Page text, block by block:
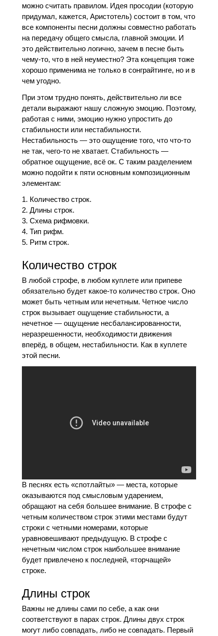
можно считать правилом. Идея просодии (которую
придумал, кажется, Аристотель) состоит в том, что
все компоненты песни должны совместно работать
на передачу общего смысла, главной эмоции. И
это действительно логично, зачем в песне быть
чему-то, что в ней неуместно? Эта концепция тоже
хорошо применима не только в сонграйтинге, но и в
чем угодно.
При этом трудно понять, действительно ли все
детали выражают нашу сложную эмоцию. Поэтому,
работая с ними, эмоцию нужно упростить до
стабильности или нестабильности.
Нестабильность — это ощущение того, что что-то
не так, чего-то не хватает. Стабильность —
обратное ощущение, всё ок. С таким разделением
можно подойти к пяти основным композиционным
элементам:
Количество строк.
Длины строк.
Схема рифмовки.
Тип рифм.
Ритм строк.
Количество строк
В любой строфе, в любом куплете или припеве
обязательно будет какое-то количество строк. Оно
может быть четным или нечетным. Четное число
строк вызывает ощущение стабильности, а
нечетное — ощущение несбалансированности,
неразрешенности, необходимости движения
вперёд, в общем, нестабильности. Как в куплете
этой песни.
В песнях есть «спотлайты» — места, которые
оказываются под смысловым ударением,
обращают на себя большее внимание. В строфе с
четным количеством строк этими местами будут
строки с четными номерами, которые
уравновешивают предыдущую. В строфе с
нечетным числом строк наибольшее внимание
будет привлечено к последней, «торчащей»
строке.
Длины строк
Важны не длины сами по себе, а как они
соответствуют в парах строк. Длины двух строк
могут либо совпадать, либо не совпадать. Первый